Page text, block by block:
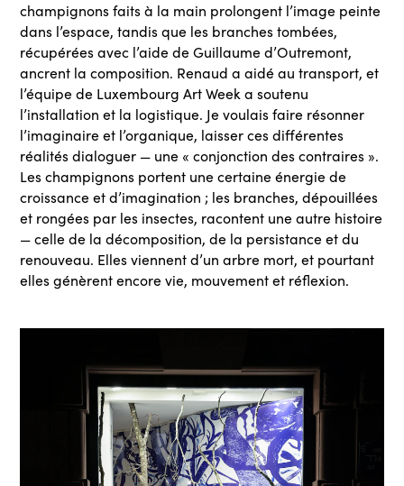
champignons faits à la main prolongent l’image peinte
dans l’espace, tandis que les branches tombées,
récupérées avec l’aide de Guillaume d’Outremont,
ancrent la composition. Renaud a aidé au transport, et
l’équipe de Luxembourg Art Week a soutenu
l’installation et la logistique. Je voulais faire résonner
l’imaginaire et l’organique, laisser ces différentes
réalités dialoguer — une « conjonction des contraires ».
Les champignons portent une certaine énergie de
croissance et d’imagination ; les branches, dépouillées
et rongées par les insectes, racontent une autre histoire
— celle de la décomposition, de la persistance et du
renouveau. Elles viennent d’un arbre mort, et pourtant
elles génèrent encore vie, mouvement et réflexion.